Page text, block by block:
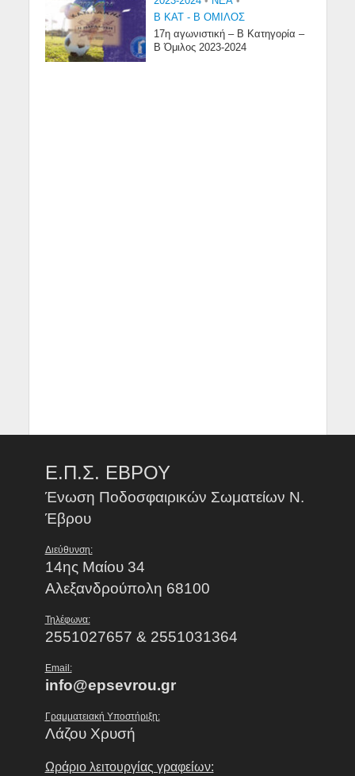
Β ΚΑΤ - Β ΟΜΙΛΟΣ
17η αγωνιστική – Β Κατηγορία –
Β Όμιλος 2023-2024
Ε.Π.Σ. ΕΒΡΟΥ
Ένωση Ποδοσφαιρικών Σωματείων Ν.
Έβρου
Διεύθυνση:
14ης Μαίου 34
Αλεξανδρούπολη 68100
Τηλέφωνα:
2551027657 & 2551031364
Email:
info@epsevrou.gr
Γραμματειακή Υποστήριξη:
Λάζου Χρυσή
Ωράριο λειτουργίας γραφείων: